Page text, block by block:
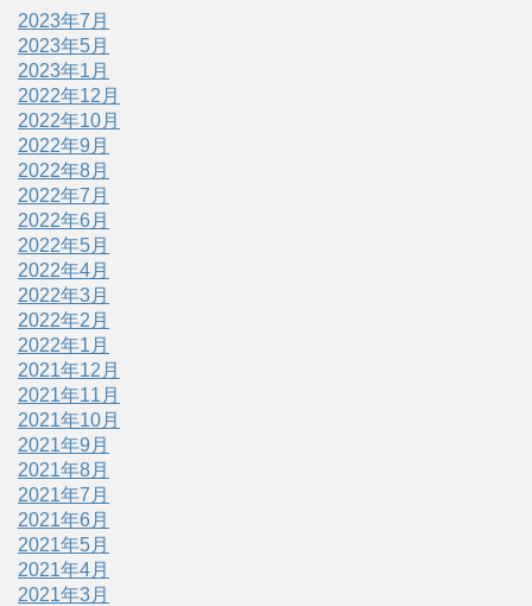
2023年7月
2023年5月
2023年1月
2022年12月
2022年10月
2022年9月
2022年8月
2022年7月
2022年6月
2022年5月
2022年4月
2022年3月
2022年2月
2022年1月
2021年12月
2021年11月
2021年10月
2021年9月
2021年8月
2021年7月
2021年6月
2021年5月
2021年4月
2021年3月